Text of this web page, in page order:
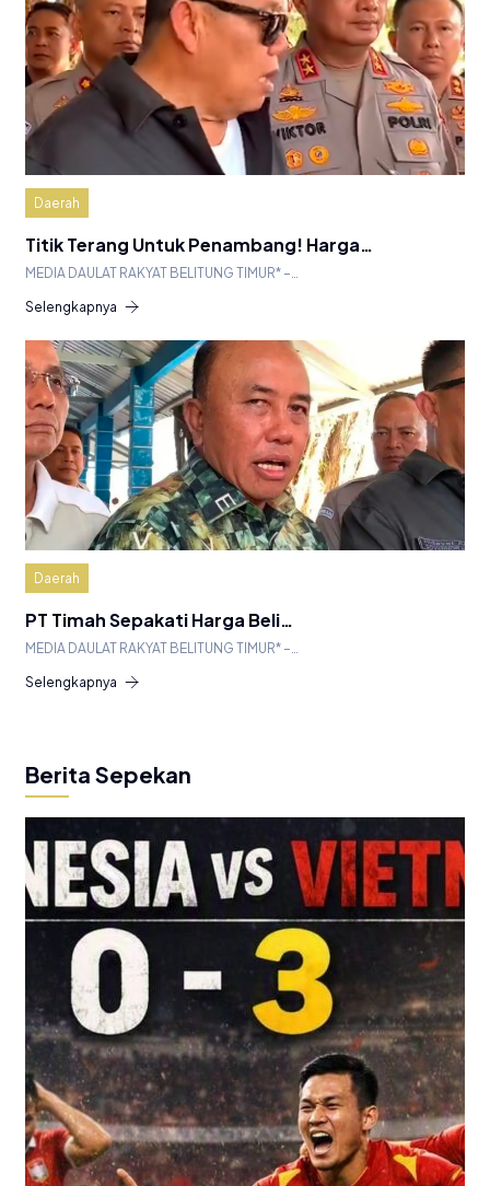
Daerah
Titik Terang Untuk Penambang! Harga…
MEDIA DAULAT RAKYAT BELITUNG TIMUR* –…
Selengkapnya
Daerah
PT Timah Sepakati Harga Beli…
MEDIA DAULAT RAKYAT BELITUNG TIMUR* –…
Selengkapnya
Berita Sepekan